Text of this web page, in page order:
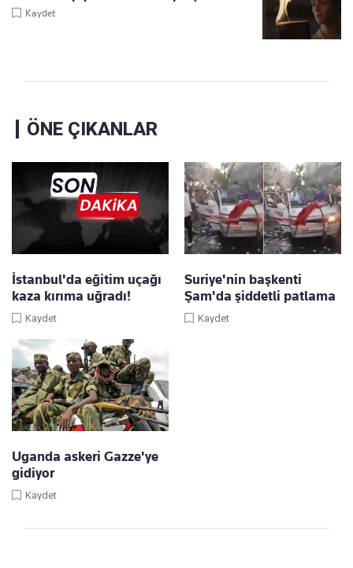
Kaydet
ÖNE ÇIKANLAR
İstanbul'da eğitim uçağı
kaza kırıma uğradı!
Kaydet
Suriye'nin başkenti
Şam'da şiddetli patlama
Kaydet
Uganda askeri Gazze'ye
gidiyor
Kaydet